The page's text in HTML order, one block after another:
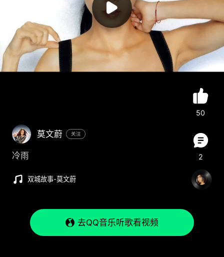
莫文蔚 关注
冷雨
50
2
双城故事-莫文蔚
去QQ音乐听歌看视频